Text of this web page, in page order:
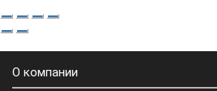
О компании